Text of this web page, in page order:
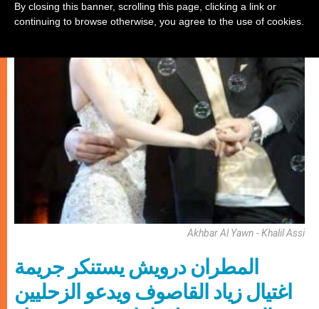
Akhbar Al Yawn - Khalil Assi
المطران درويش يستنكر جريمة
اغتيال زياد القاصوف ويدعو الزحليين
By closing this banner, scrolling this page, clicking a link or
continuing to browse otherwise, you agree to the use of cookies.